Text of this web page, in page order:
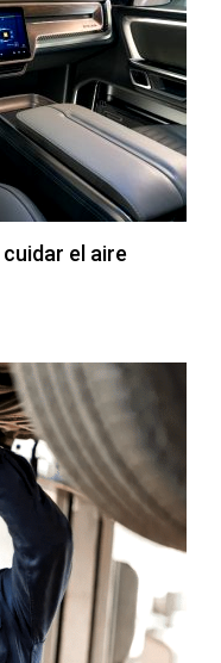
el aire